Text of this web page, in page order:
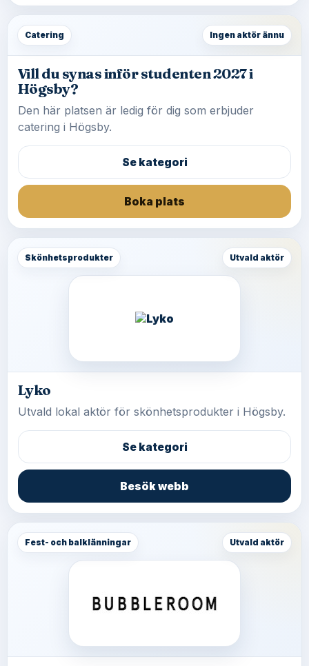
Catering Ingen aktör ännu
Vill du synas inför studenten 2027 i
Högsby?
Den här platsen är ledig för dig som erbjuder
catering i Högsby.
Se kategori
Boka plats
Skönhetsprodukter Utvald aktör
Lyko
Utvald lokal aktör för skönhetsprodukter i Högsby.
Se kategori
Besök webb
Fest- och balklänningar Utvald aktör